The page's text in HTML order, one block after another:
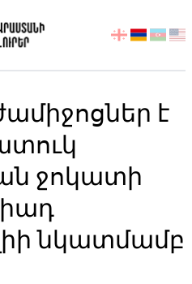
აირჩიეთ
է
ջոկատի
նկատմամբ